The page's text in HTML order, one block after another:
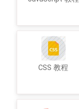
CSS 教程